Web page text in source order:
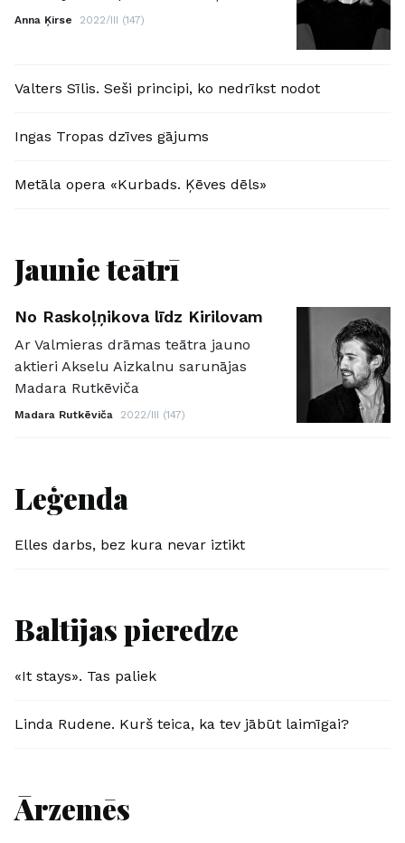
Anna Ķirse 2022/III (147)
Valters Sīlis. Seši principi, ko nedrīkst nodot
Ingas Tropas dzīves gājums
Metāla opera «Kurbads. Ķēves dēls»
Jaunie teātrī
No Raskoļņikova līdz Kirilovam
Ar Valmieras drāmas teātra jauno
aktieri Akselu Aizkalnu sarunājas
Madara Rutkēviča
Madara Rutkēviča 2022/III (147)
Leģenda
Elles darbs, bez kura nevar iztikt
Baltijas pieredze
«It stays». Tas paliek
Linda Rudene. Kurš teica, ka tev jābūt laimīgai?
Ārzemēs